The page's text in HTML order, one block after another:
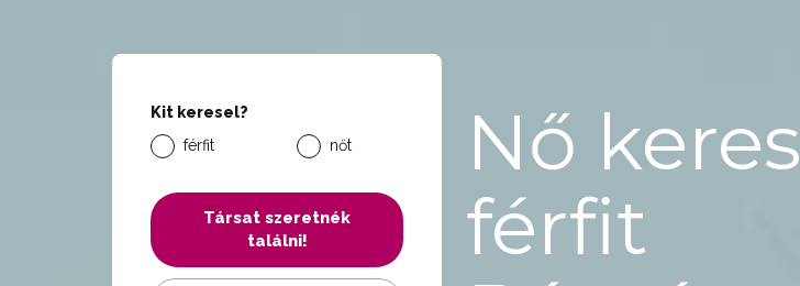
Kit keresel?
férfit
nőt
Társat szeretnék
találni!
Nő keres
férfit